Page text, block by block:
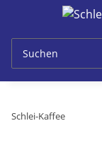
Schlei-Kaffee